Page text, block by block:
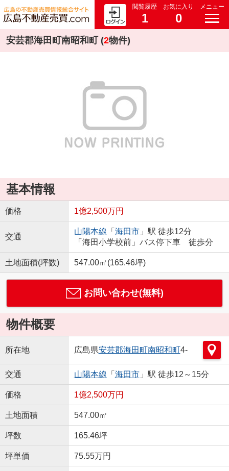
閲覧履歴
1
お気に入り
0
メニュー
安芸郡海田町南昭和町 (2物件)
基本情報
価格 1億2,500万円
交通
山陽本線 「 海田市」駅 徒歩12分
「海田小学校前」バス停下車 徒歩分
土地面積(坪数) 547.00㎡(165.46坪)
お問い合わせ(無料)
物件概要
所在地 広島県安芸郡海田町南昭和町4-
交通 山陽本線 「 海田市」駅 徒歩12～15分
価格 1億2,500万円
土地面積 547.00㎡
坪数 165.46坪
坪単価 75.55万円